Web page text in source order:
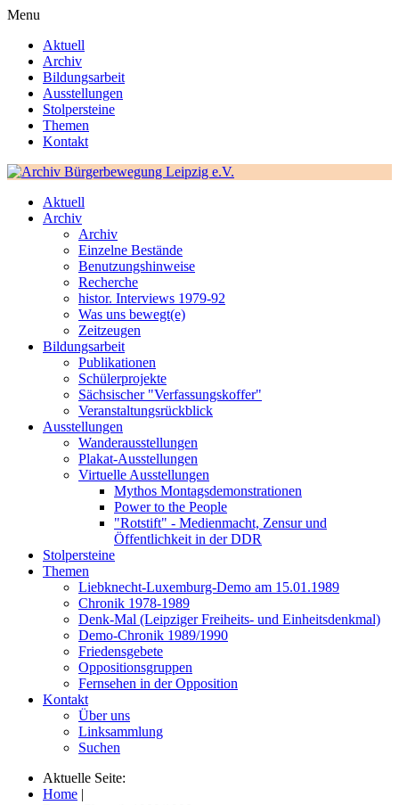
Menu
Aktuell
Archiv
Bildungsarbeit
Ausstellungen
Stolpersteine
Themen
Kontakt
Aktuell
Archiv
Archiv
Einzelne Bestände
Benutzungshinweise
Recherche
histor. Interviews 1979-92
Was uns bewegt(e)
Zeitzeugen
Bildungsarbeit
Publikationen
Schülerprojekte
Sächsischer "Verfassungskoffer"
Veranstaltungsrückblick
Ausstellungen
Wanderausstellungen
Plakat-Ausstellungen
Virtuelle Ausstellungen
Mythos Montagsdemonstrationen
Power to the People
"Rotstift" - Medienmacht, Zensur und
Öffentlichkeit in der DDR
Stolpersteine
Themen
Liebknecht-Luxemburg-Demo am 15.01.1989
Chronik 1978-1989
Denk-Mal (Leipziger Freiheits- und Einheitsdenkmal)
Demo-Chronik 1989/1990
Friedensgebete
Oppositionsgruppen
Fernsehen in der Opposition
Kontakt
Über uns
Linksammlung
Suchen
Aktuelle Seite:
Home |